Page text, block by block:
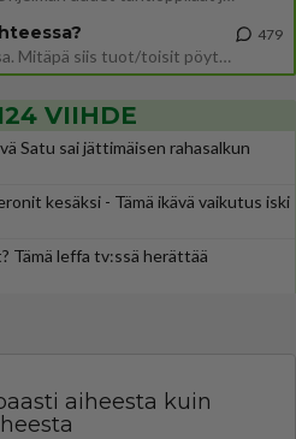
Siinäpä se kysymys on otsikossa. Mitäpä siis tuot/toisit pöytään parisuhteessa? Oletko mies vai nainen? Koetko sen mitä
479
VIIHDE
Satu sai jättimäisen rahasalkun
kesäksi - Tämä ikävä vaikutus iski
Tämä leffa tv:ssä herättää
aiheesta kuin